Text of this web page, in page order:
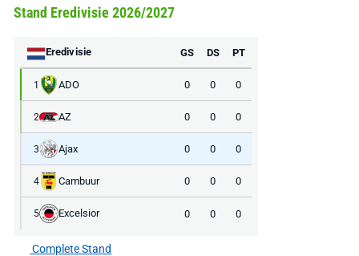
Stand Eredivisie 2026/2027
Eredivisie GS DS PT
1 ADO 0 0 0
2 AZ 0 0 0
3 Ajax 0 0 0
4 Cambuur 0 0 0
5 Excelsior 0 0 0
Complete Stand